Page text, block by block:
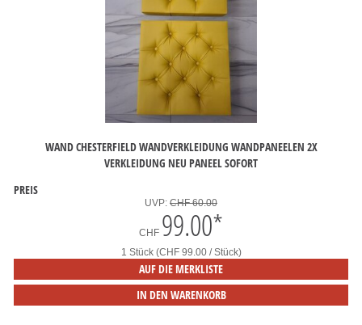
WAND CHESTERFIELD WANDVERKLEIDUNG WANDPANEELEN 2X
VERKLEIDUNG NEU PANEEL SOFORT
PREIS
UVP: CHF 60.00
CHF 99.00*
1 Stück (CHF 99.00 / Stück)
AUF DIE MERKLISTE
IN DEN WARENKORB